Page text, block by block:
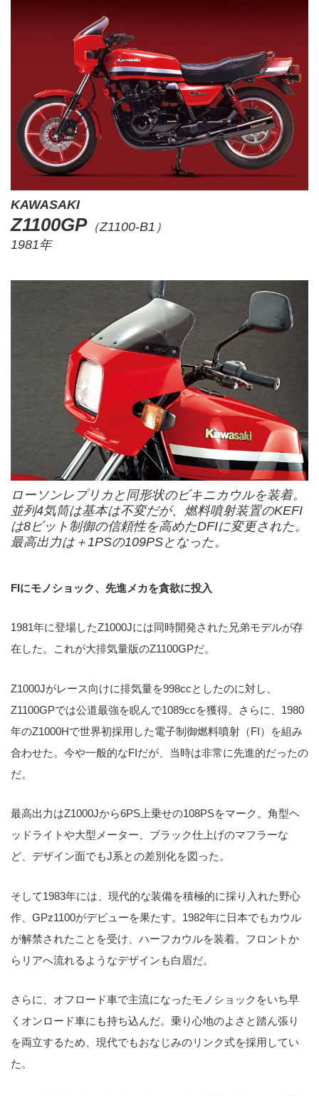
KAWASAKI
Z1100GP（Z1100-B1）
1981年
ローソンレプリカと同形状のビキニカウルを装着。
並列4気筒は基本は不変だが、燃料噴射装置のKEFI
は8ビット制御の信頼性を高めたDFIに変更された。
最高出力は＋1PSの109PSとなった。
FIにモノショック、先進メカを貪欲に投入
1981年に登場したZ1000Jには同時開発された兄弟モデルが存
在した。これが大排気量版のZ1100GPだ。
Z1000Jがレース向けに排気量を998ccとしたのに対し、
Z1100GPでは公道最強を睨んで1089ccを獲得。さらに、1980
年のZ1000Hで世界初採用した電子制御燃料噴射（FI）を組み
合わせた。今や一般的なFIだが、当時は非常に先進的だったの
だ。
最高出力はZ1000Jから6PS上乗せの108PSをマーク。角型ヘ
ッドライトや大型メーター、ブラック仕上げのマフラーな
ど、デザイン面でもJ系との差別化を図った。
そして1983年には、現代的な装備を積極的に採り入れた野心
作、GPz1100がデビューを果たす。1982年に日本でもカウル
が解禁されたことを受け、ハーフカウルを装着。フロントか
らリアへ流れるようなデザインも白眉だ。
さらに、オフロード車で主流になったモノショックをいち早
くオンロード車にも持ち込んだ。乗り心地のよさと踏ん張り
を両立するため、現代でもおなじみのリンク式を採用してい
た。